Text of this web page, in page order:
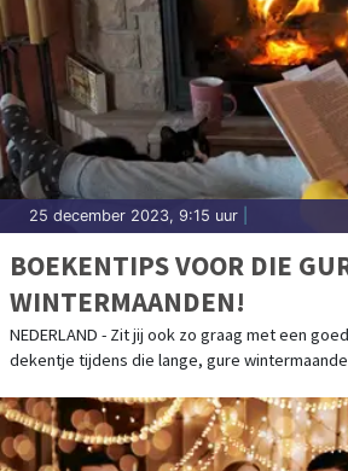
25 december 2023, 9:15 uur
BOEKENTIPS VOOR DIE
WINTERMAANDEN!
NEDERLAND - Zit jij ook zo graag met een
dekentje tijdens die lange, gure